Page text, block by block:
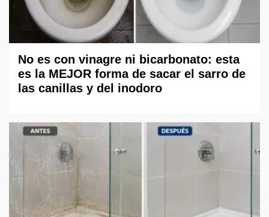
No es con vinagre ni bicarbonato: esta
es la MEJOR forma de sacar el sarro de
las canillas y del inodoro